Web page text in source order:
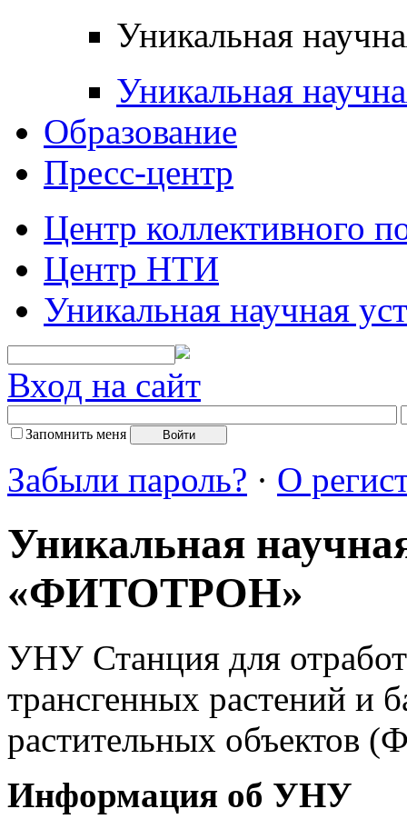
Уникальная
Уникальная
Образование
Пресс-центр
Центр коллективного
Центр НТИ
Уникальная научная
Вход на сайт
Запомнить меня
Забыли пароль? · О
Уникальная
«ФИТОТРОН»
УНУ Станция для
трансгенных растений и
растительных
Информация об УНУ